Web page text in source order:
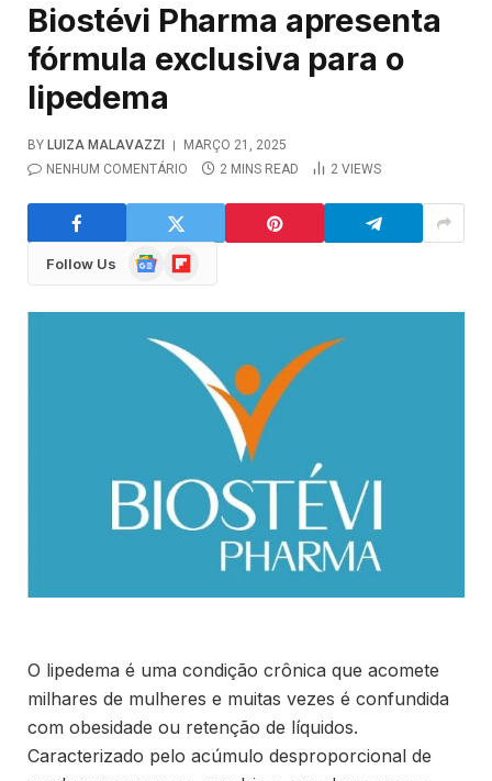
Biostévi Pharma apresenta
fórmula exclusiva para o
lipedema
BY LUIZA MALAVAZZI
MARÇO 21, 2025
NENHUM COMENTÁRIO
2 MINS READ 2 VIEWS
Follow Us
GoogleFlipboard
O lipedema é uma condição crônica que acomete
milhares de mulheres e muitas vezes é confundida
com obesidade ou retenção de líquidos.
Caracterizado pelo acúmulo desproporcional de